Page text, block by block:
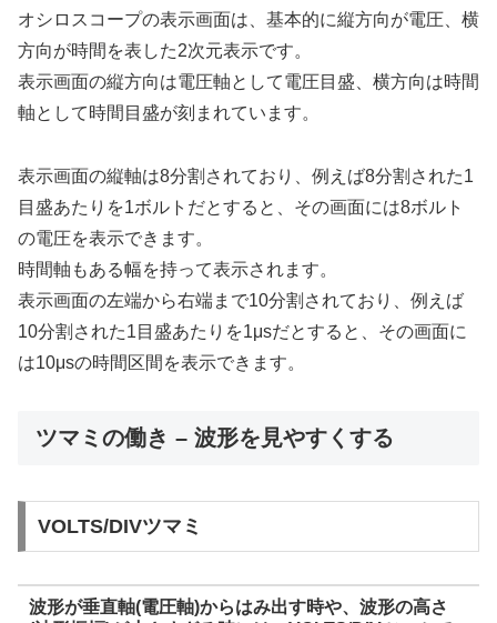
オシロスコープの表示画面は、基本的に縦方向が電圧、横
方向が時間を表した2次元表示です。
表示画面の縦方向は電圧軸として電圧目盛、横方向は時間
軸として時間目盛が刻まれています。
表示画面の縦軸は8分割されており、例えば8分割された1
目盛あたりを1ボルトだとすると、その画面には8ボルト
の電圧を表示できます。
時間軸もある幅を持って表示されます。
表示画面の左端から右端まで10分割されており、例えば
10分割された1目盛あたりを1μsだとすると、その画面に
は10μsの時間区間を表示できます。
ツマミの働き – 波形を見やすくする
VOLTS/DIVツマミ
波形が垂直軸(電圧軸)からはみ出す時や、波形の高さ